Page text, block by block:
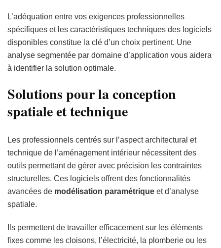
L’adéquation entre vos exigences professionnelles
spécifiques et les caractéristiques techniques des logiciels
disponibles constitue la clé d’un choix pertinent. Une
analyse segmentée par domaine d’application vous aidera
à identifier la solution optimale.
Solutions pour la conception
spatiale et technique
Les professionnels centrés sur l’aspect architectural et
technique de l’aménagement intérieur nécessitent des
outils permettant de gérer avec précision les contraintes
structurelles. Ces logiciels offrent des fonctionnalités
avancées de modélisation paramétrique et d’analyse
spatiale.
Ils permettent de travailler efficacement sur les éléments
fixes comme les cloisons, l’électricité, la plomberie ou les